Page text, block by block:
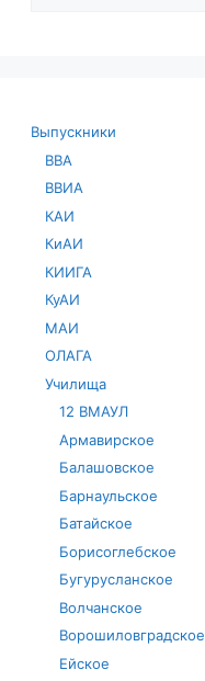
Выпускники
ВВА
ВВИА
КАИ
КиАИ
КИИГА
КуАИ
МАИ
ОЛАГА
Училища
12 ВМАУЛ
Армавирское
Балашовское
Барнаульское
Батайское
Борисоглебское
Бугурусланское
Волчанское
Ворошиловградское
Ейское